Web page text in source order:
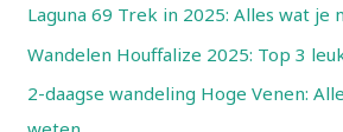
Laguna 69 Trek in 2025: Alles wat je
Wandelen Houffalize 2025: Top 3
2-daagse wandeling Hoge Venen: